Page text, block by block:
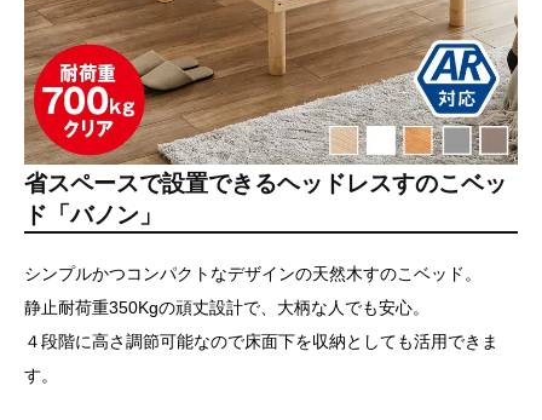
省スペースで設置できるヘッドレスすのこベッ
ド「バノン」
シンプルかつコンパクトなデザインの天然木すのこベッド。
静止耐荷重350Kgの頑丈設計で、大柄な人でも安心。
４段階に高さ調節可能なので床面下を収納としても活用できま
す。